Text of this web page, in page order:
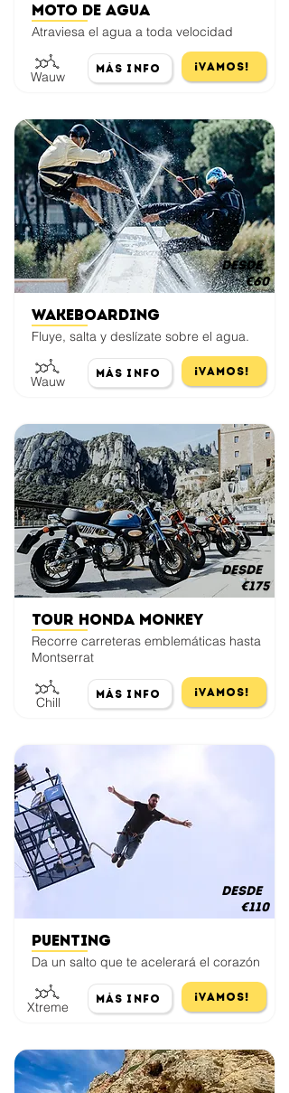
Moto de Agua
Atraviesa el agua a toda velocidad
Wauw
Más Info ¡Vamos!
Wakeboarding
Fluye, salta y deslízate sobre el agua.
Wauw
Más Info ¡Vamos!
€60
desde
Tour Honda Monkey
Recorre carreteras emblemáticas hasta
Montserrat
Chill
Más Info ¡Vamos!
€175
desde
Puenting
Da un salto que te acelerará el corazón
Xtreme
Más Info ¡Vamos!
€110
desde